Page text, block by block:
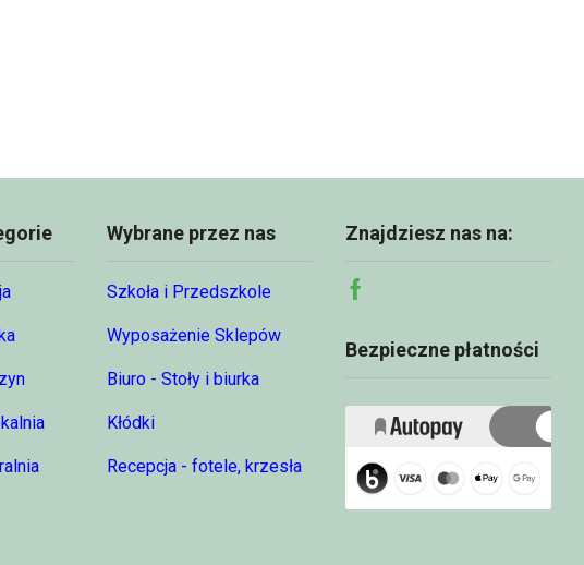
Wybrane przez nas
Szkoła i Przedszkole
Wyposażenie Sklepów
Biuro - Stoły i biurka
Kłódki
Recepcja - fotele, krzesła
Znajdziesz nas na:
Facebook
Bezpieczne płatności